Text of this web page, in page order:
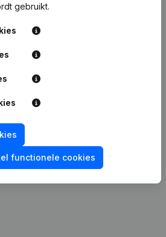
informatie over dit
in een oogopslag
of granulaire details
Meer ontdekken
geen kredietkaart vereist.
gebruikt.
functionele cookies